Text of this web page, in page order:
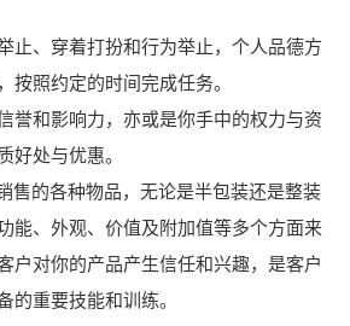
止、穿着打扮和行为举止，个人品德方
按照约定的时间完成任务。
誉和影响力，亦或是你手中的权力与资
好处与优惠。
售的各种物品，无论是半包装还是整装
能、外观、价值及附加值等多个方面来
户对你的产品产生信任和兴趣，是客户
的重要技能和训练。